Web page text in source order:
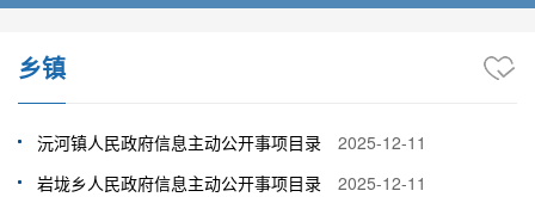
乡镇
沅河镇人民政府信息主动公开事项目录
2025-12-11
岩垅乡人民政府信息主动公开事项目录
2025-12-11